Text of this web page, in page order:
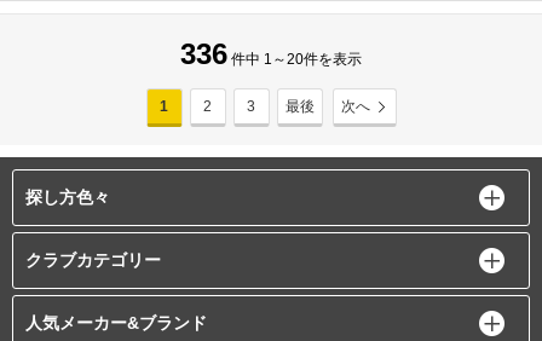
336 件中 1～20件を表示
1 2 3 最後 次へ
探し方色々
クラブカテゴリー
人気メーカー&ブランド